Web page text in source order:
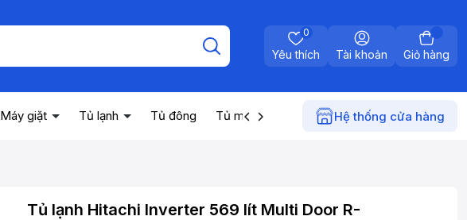
Yêu thích
0
Tài khoản Giỏ hàng
Máy giặt Tủ lạnh Tủ đông Tủ mát Máy nước nóng Điện gia
Hệ thống cửa hàng
Tủ lạnh Hitachi Inverter 569 lít Multi Door R-